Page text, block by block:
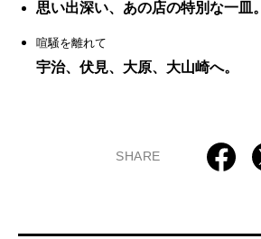
思い出深い、あの店の特別な一皿。
喧騒を離れて
宇治、伏見、大原、大山崎へ。
SHARE